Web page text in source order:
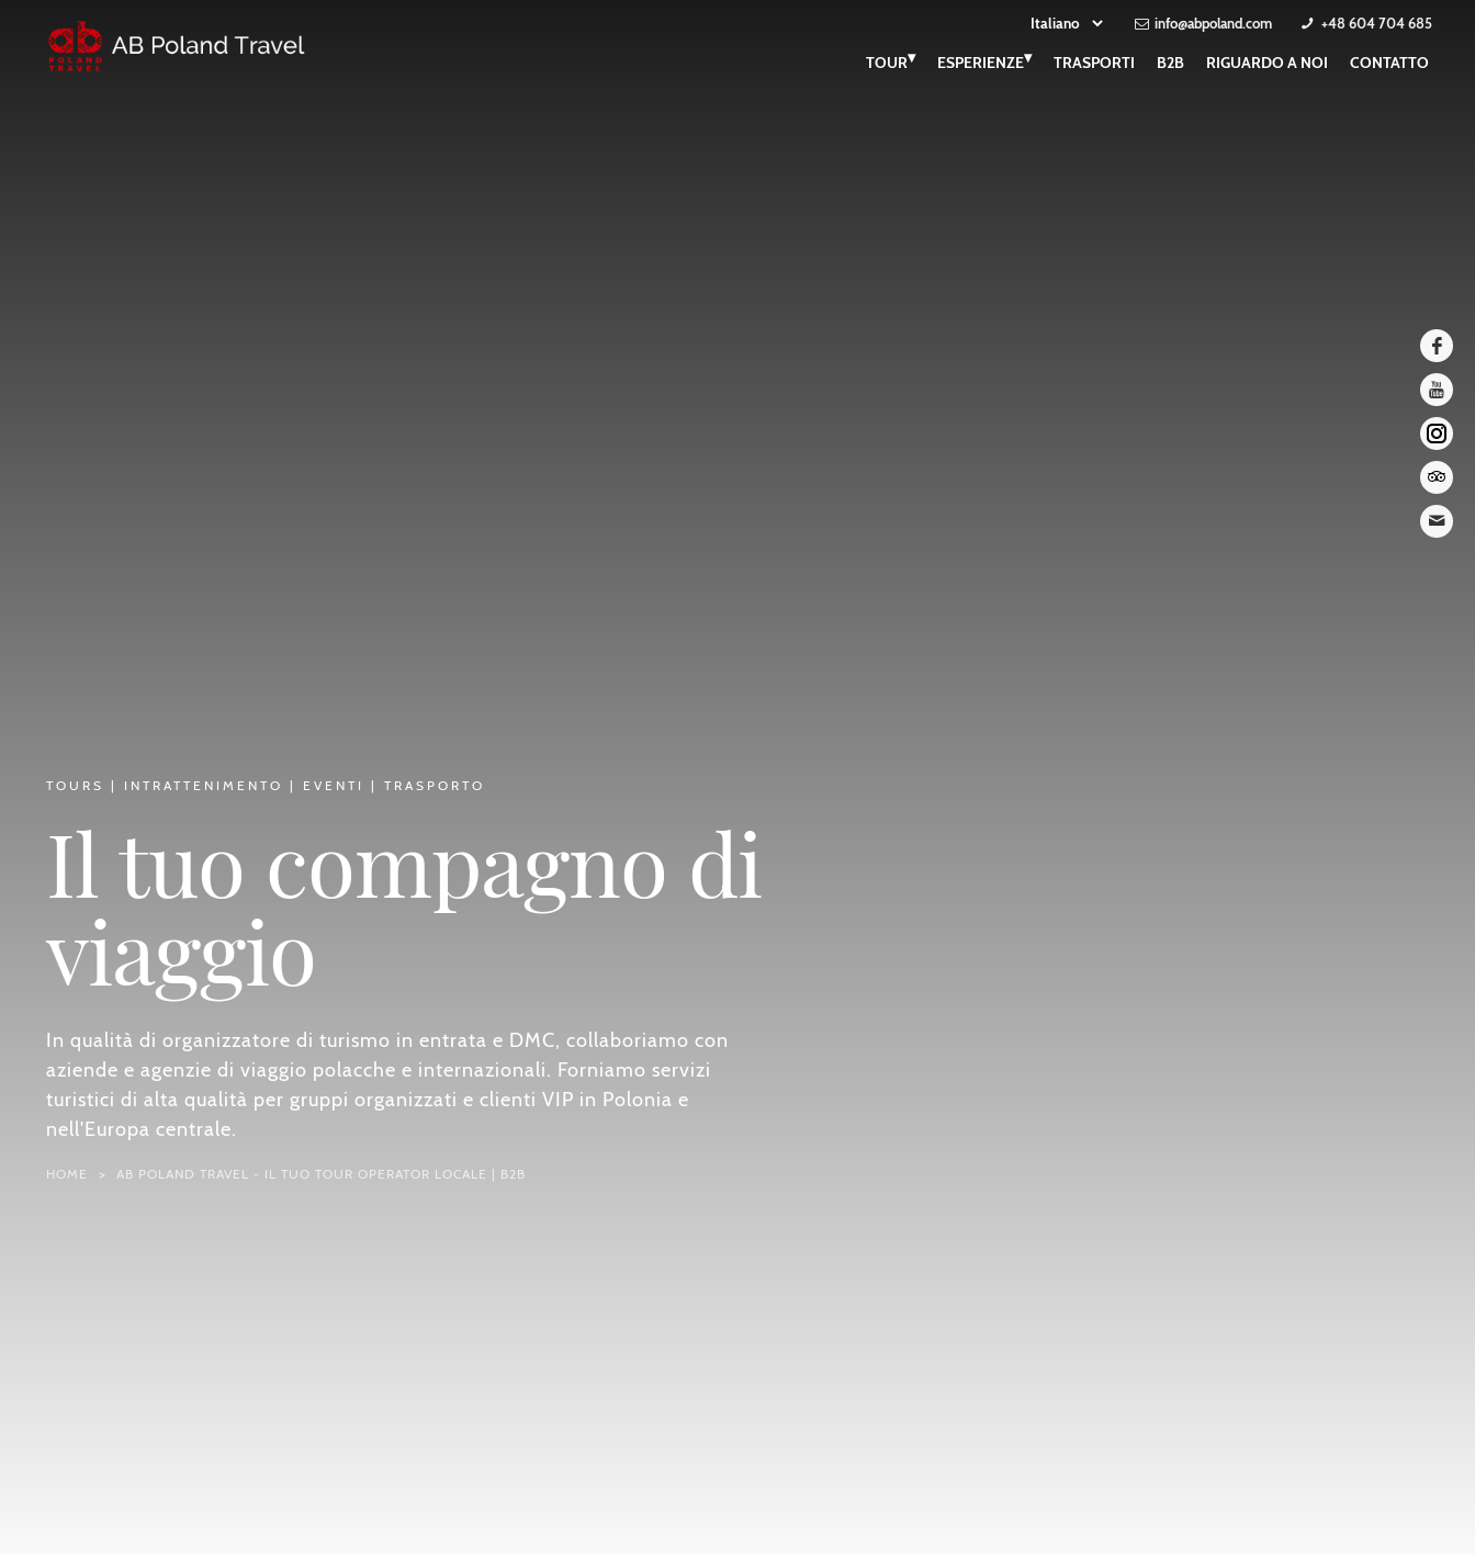
info@abpoland.com +48 604 704 685
TOUR▾ ESPERIENZE▾ TRASPORTI B2B RIGUARDO A NOI CONTATTO
TOURS | INTRATTENIMENTO | EVENTI | TRASPORTO
Il tuo compagno di
viaggio
In qualità di organizzatore di turismo in entrata e DMC, collaboriamo con
aziende e agenzie di viaggio polacche e internazionali. Forniamo servizi
turistici di alta qualità per gruppi organizzati e clienti VIP in Polonia e
nell'Europa centrale.
HOME AB POLAND TRAVEL - IL TUO TOUR OPERATOR LOCALE | B2B